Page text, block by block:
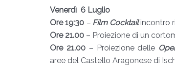
Venerdì 6 Luglio
Ore 19:30 – Film Cocktail incontro
Ore 21.00 – Proiezione di un
Ore 21.00 – Proiezione delle
aree del Castello Aragonese di